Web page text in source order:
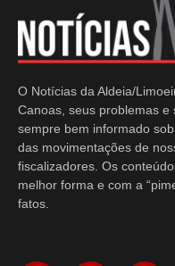
O Notícias da Aldeia/
Canoas, seus problemas e
sempre bem informado
das movimentações de
fiscalizadores. Os
melhor forma e com a
fatos.